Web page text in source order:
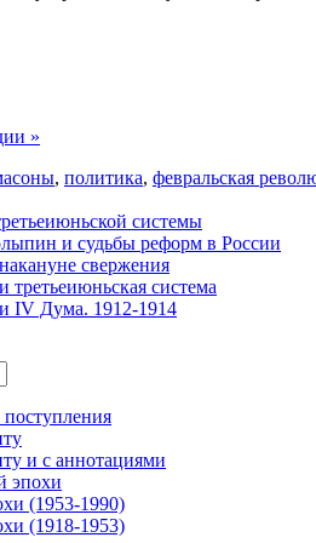
»
, политика, февральская
системы
и судьбы реформ в России
свержения
система
IV Дума. 1912-1914
и с аннотациями
эпохи
(1953-1990)
(1918-1953)